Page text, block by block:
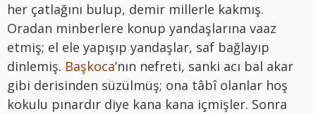
her çatlağını bulup, demir millerle kakmış.
Oradan minberlere konup yandaşlarına vaaz
etmiş; el ele yapışıp yandaşlar, saf bağlayıp
dinlemiş. Başkoca’nın nefreti, sanki acı bal akar
gibi derisinden süzülmüş; ona tâbî olanlar hoş
kokulu pınardır diye kana kana içmişler. Sonra